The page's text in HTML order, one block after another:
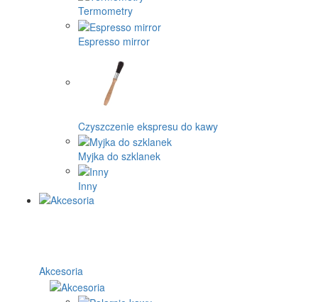
Termometry
Espresso mirror
Czyszczenie ekspresu do kawy
Myjka do szklanek
Inny
Akcesoria